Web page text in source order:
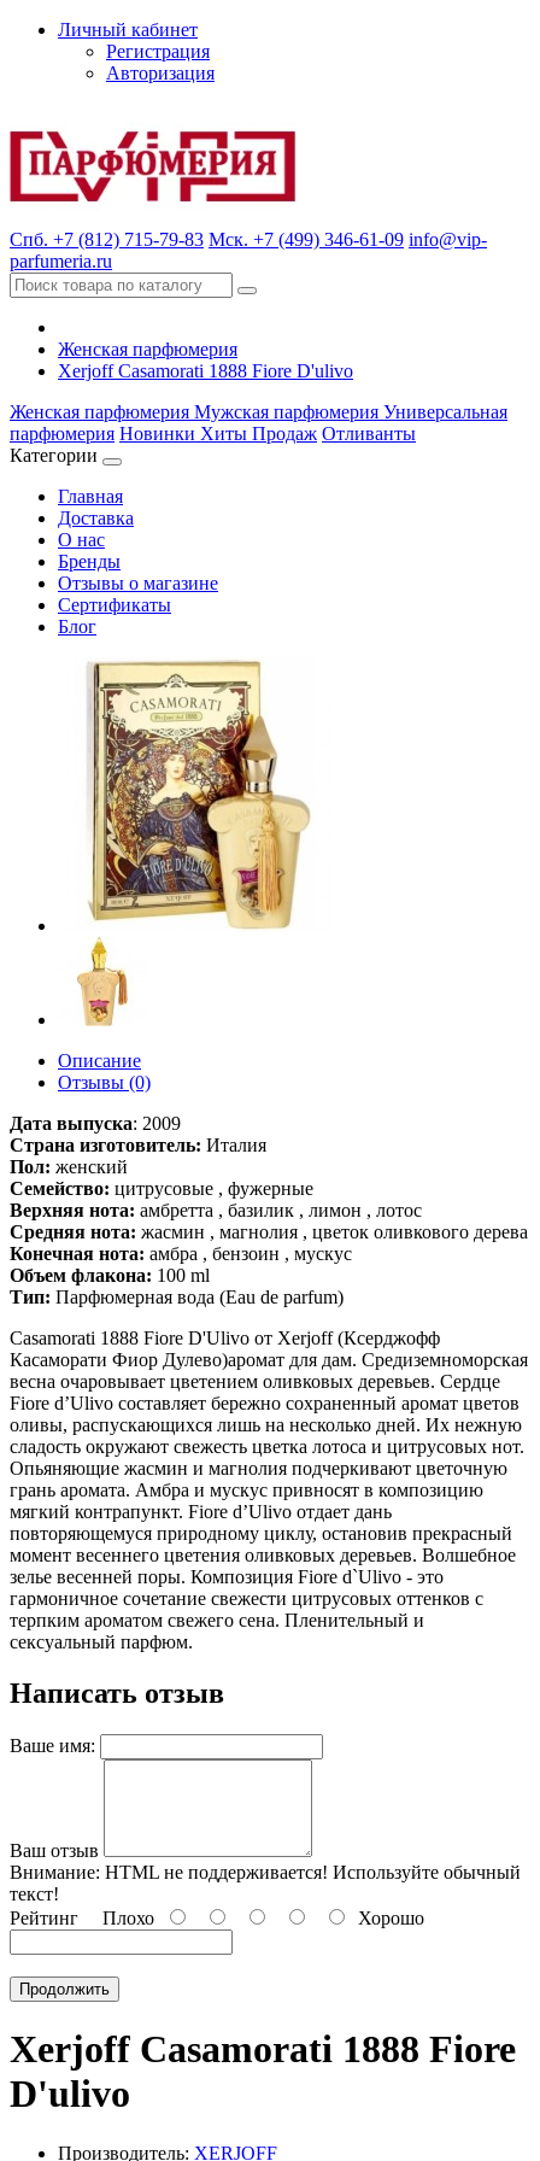
Личный кабинет
Регистрация
Авторизация
Спб. +7 (812) 715-79-83 Мск. +7 (499) 346-61-09 info@vip-
parfumeria.ru
Женская парфюмерия
Xerjoff Casamorati 1888 Fiore D'ulivo
Женская парфюмерия Мужская парфюмерия Универсальная
парфюмерия Новинки Хиты Продаж Отливанты
Категории
Главная
Доставка
О нас
Бренды
Отзывы о магазине
Сертификаты
Блог
Описание
Отзывы (0)
Дата выпуска: 2009
Страна изготовитель: Италия
Пол: женский
Семейство: цитрусовые , фужерные
Верхняя нота: амбретта , базилик , лимон , лотос
Средняя нота: жасмин , магнолия , цветок оливкового дерева
Конечная нота: амбра , бензоин , мускус
Объем флакона: 100 ml
Тип: Парфюмерная вода (Eau de parfum)
Casamorati 1888 Fiore D'Ulivo от Xerjoff (Ксерджофф
Касаморати Фиор Дулево)аромат для дам. Средиземноморская
весна очаровывает цветением оливковых деревьев. Сердце
Fiore d’Ulivo составляет бережно сохраненный аромат цветов
оливы, распускающихся лишь на несколько дней. Их нежную
сладость окружают свежесть цветка лотоса и цитрусовых нот.
Опьяняющие жасмин и магнолия подчеркивают цветочную
грань аромата. Амбра и мускус привносят в композицию
мягкий контрапункт. Fiore d’Ulivo отдает дань
повторяющемуся природному циклу, остановив прекрасный
момент весеннего цветения оливковых деревьев. Волшебное
зелье весенней поры. Композиция Fiore d`Ulivo - это
гармоничное сочетание свежести цитрусовых оттенков с
терпким ароматом свежего сена. Пленительный и
сексуальный парфюм.
Написать отзыв
Ваше имя:
Ваш отзыв
Внимание: HTML не поддерживается! Используйте обычный
текст!
Рейтинг Плохо Хорошо
Продолжить
Xerjoff Casamorati 1888 Fiore
D'ulivo
Производитель: XERJOFF